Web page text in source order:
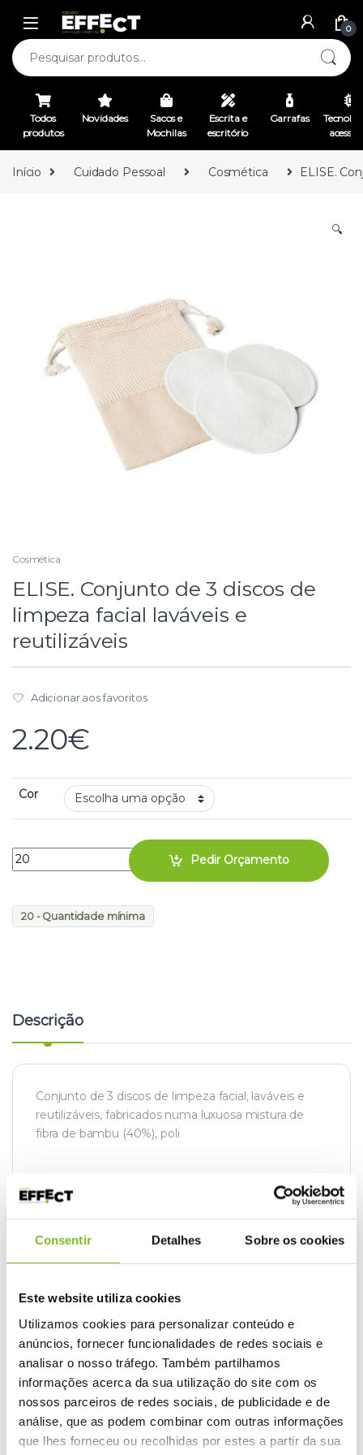
Consentir Detalhes Sobre os cookies
Este website utiliza cookies
Utilizamos cookies para personalizar conteúdo e
anúncios, fornecer funcionalidades de redes sociais e
analisar o nosso tráfego. Também partilhamos
informações acerca da sua utilização do site com os
nossos parceiros de redes sociais, de publicidade e de
análise, que as podem combinar com outras informações
que lhes forneceu ou recolhidas por estes a partir da sua
0
Todos
produtos
Novidades
Sacos e
Mochilas
Escrita e
escritório
Garrafas
Início Cuidado Pessoal Cosmética ELISE.
🔍
Cosmética
ELISE. Conjunto de 3 discos de
limpeza facial laváveis e
reutilizáveis
Adicionar aos favoritos
2.20€
Cor
Pedir Orçamento
20 - Quantidade mínima
Descrição
Conjunto de 3 discos de limpeza facial, laváveis e
reutilizáveis, fabricados numa luxuosa mistura de
fibra de bambu (40%), poli
Produtos Relacionados